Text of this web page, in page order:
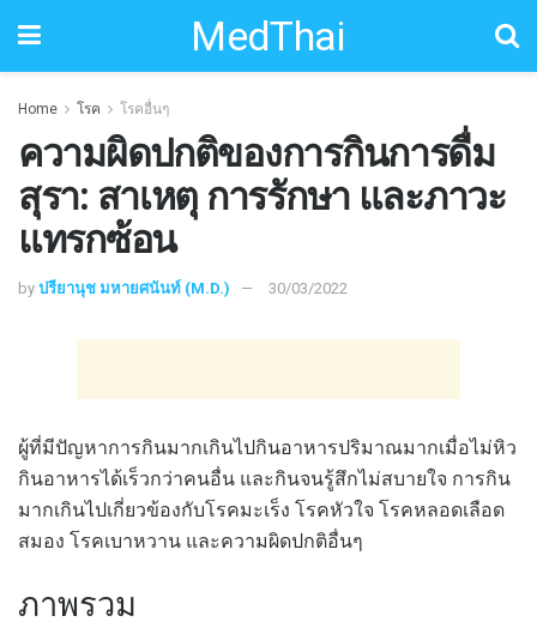
MedThai
Home โรค โรคอื่นๆ
ความผิดปกติของการกินการดื่ม
สุรา: สาเหตุ การรักษา และภาวะ
แทรกซ้อน
by ปรียานุช มหายศนันท์ (M.D.) 30/03/2022
ผู้ที่มีปัญหาการกินมากเกินไปกินอาหารปริมาณมากเมื่อไม่หิว
กินอาหารได้เร็วกว่าคนอื่น และกินจนรู้สึกไม่สบายใจ การกิน
มากเกินไปเกี่ยวข้องกับโรคมะเร็ง โรคหัวใจ โรคหลอดเลือด
สมอง โรคเบาหวาน และความผิดปกติอื่นๆ
ภาพรวม